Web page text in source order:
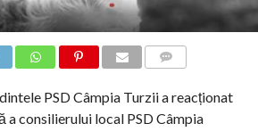
PSD Câmpia Turzii a reacționat
a consilierului local PSD Câmpia